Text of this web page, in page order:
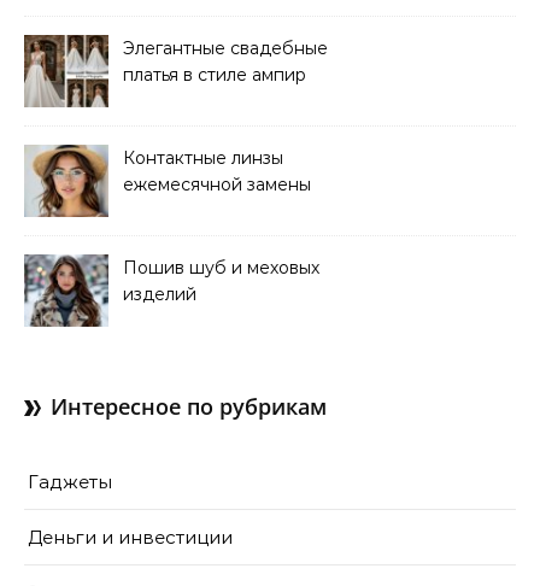
Элегантные свадебные
платья в стиле ампир
Контактные линзы
ежемесячной замены
Пошив шуб и меховых
изделий
Интересное по рубрикам
Гаджеты
Деньги и инвестиции